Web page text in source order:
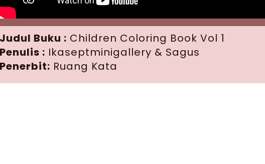
Judul Buku : Children Coloring Book Vol 1
Penulis : Ikaseptminigallery & Sagus
Penerbit: Ruang Kata